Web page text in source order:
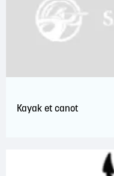
Kayak et canot